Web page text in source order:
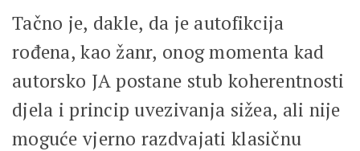
Tačno je, dakle, da je autofikcija
rođena, kao žanr, onog momenta kad
autorsko JA postane stub koherentnosti
djela i princip uvezivanja sižea, ali nije
moguće vjerno razdvajati klasičnu